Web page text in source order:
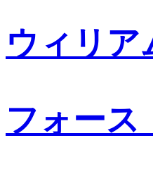
ウィリア
フォース